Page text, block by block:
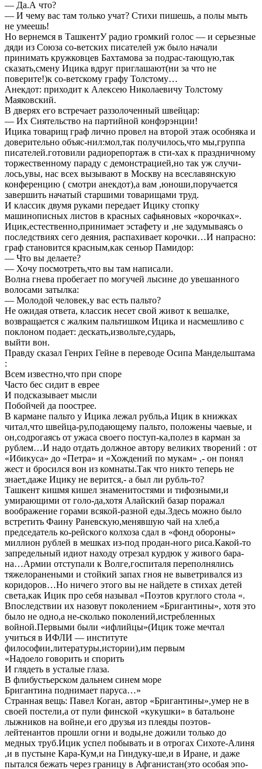
— Да.А что?
— И чему вас там только учат? Стихи пишешь, а полы мыть
не умеешь!
Но вернемся в ТашкентУ радио громкий голос — и серьезные
дяди из Союза со-ветских писателей уж было начали
принимать кружковцев Бахтамова за подрас-тающую,так
сказать,смену Ицика вдруг приглашают(ни за что не
поверите!)к со-ветскому графу Толстому…
Анекдот: приходит к Алексею Николаевичу Толстому
Маяковский.
В дверях его встречает раззолоченный швейцар:
— Их Сиятельство на партийной конфэрэнции!
Ицика товарищ граф лично провел на второй этаж особняка и
доверительно объяс-нил:мол,так получилось,что мы,группа
писателей.готовили радиорепортаж в сти-хах к праздничному
торжественному параду с демонстрацией,но так уж случи-
лось,увы, нас всех вызывают в Москву на всеславянскую
конференцию ( смотри анекдот),а вам ,юноши,поручается
завершить начатый старшими товарищами труд.
И классик двумя руками передает Ицику стопку
машинописных листов в красных сафьяновых «корочках».
Ицик,естественно,принимает эстафету и ,не задумываясь о
последствиях сего деяния, распахивает корочки…И напрасно:
граф становится красным,как сеньор Памидор:
— Что вы делаете?
— Хочу посмотреть,что вы там написали.
Волна гнева пробегает по могучей лысине до увешанного
волосами затылка:
— Молодой человек,у вас есть пальто?
Не ожидая ответа, классик несет свой живот к вешалке,
возвращается с жалким пальтишком Ицика и насмешливо с
поклоном подает: дескать,извольте,сударь,
выйти вон.
Правду сказал Генрих Гейне в переводе Осипа Мандельштама
:
Всем известно,что при споре
Часто бес сидит в еврее
И подсказывает мысли
Побойчей да поострее.
В кармане пальто у Ицика лежал рубль,а Ицик в книжках
читал,что швейца-ру,подающему пальто, положены чаевые, и
он,содрогаясь от ужаса своего поступ-ка,полез в карман за
рублем…И надо отдать должное автору великих творений : от
«Ибикуса» до «Петра» и «Хождений по мукам» ,- он понял
жест и бросился вон из комнаты.Так что никто теперь не
знает,даже Ицику не верится,- а был ли рубль-то?
Ташкент кишмя кишел знаменитостями и тифозными,и
умирающими от голо-да,хотя Алайский базар поражал
воображение горами всякой-разной еды.Здесь можно было
встретить Фаину Раневскую,менявшую чай на хлеб,а
председатель ко-рейского колхоза сдал в «фонд обороны»
миллион рублей в мешках из-под продан-ного риса.Какой-то
запредельный идиот находу отрезал курдюк у живого бара-
на…Армии отступали к Волге,госпиталя переполнялись
тяжелоранеными и стойкий запах гноя не выветривался из
коридоров…Но ничего этого вы не найдете в стихах детей
света,как Ицик про себя называл «Поэтов круглого стола «.
Впоследствии их назовут поколением «Бригантины», хотя это
было не одно,а не-сколько поколений,истребленных
войной.Первыми были «ифлийцы»(Ицик тоже мечтал
учиться в ИФЛИ — институте
философии,литературы,истории),им первым
«Надоело говорить и спорить
И глядеть в усталые глаза.
В флибустьерском дальнем синем море
Бригантина поднимает паруса…»
Странная вещь: Павел Коган, автор «Бригантины»,умер не в
своей постели,а от пули финской «кукушки» в батальоне
лыжников на войне,и его друзья из плеяды поэтов-
лейтенантов прошли огни и воды,не дожили только до
медных труб.Ицик успел побывать и в отрогах Сихоте-Алиня
,и в пустыне Кара-Кум,и на Гиндуку-ше,и в Иране, и даже
пытался бежать через границу в Афганистан(это особая эпо-